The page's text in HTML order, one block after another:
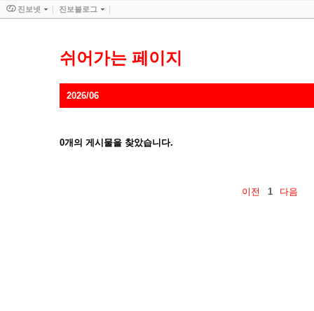
쉬어가는 페이지
2026/06
0개의 게시물을 찾았습니다.
이전 1 다음
진보넷 진보블로그